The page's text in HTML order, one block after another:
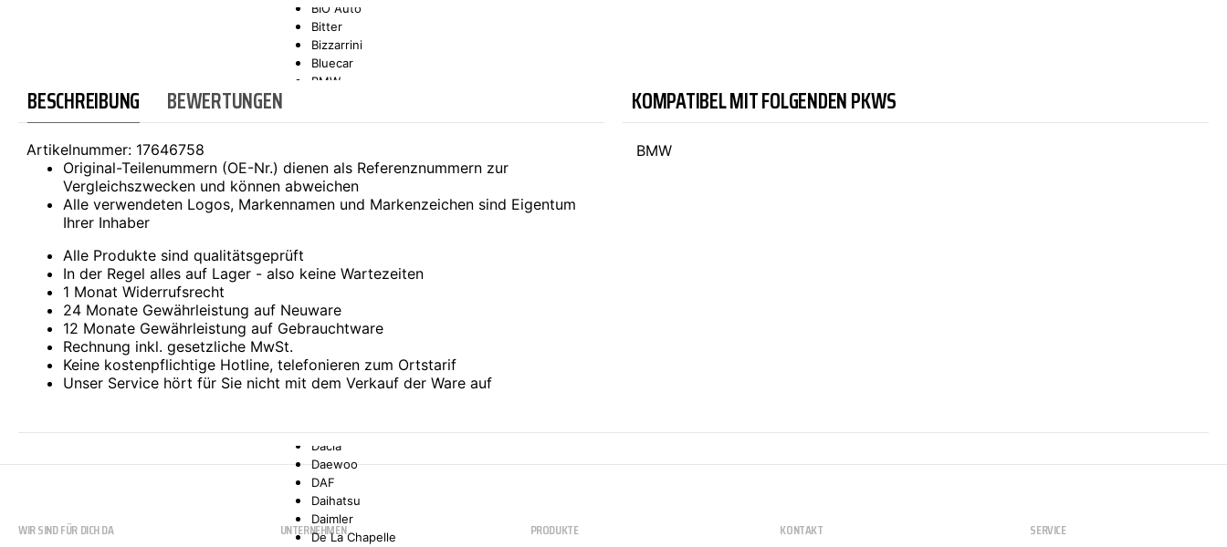
SONAX
BIO Auto
Bitter
Bizzarrini
Bluecar
BMW
Bugatti
Buick
Cadillac
Caterham
Chatenet
Checker
Chrysler
Citroën
Dacia
Daewoo
DAF
Daihatsu
Daimler
De La Chapelle
BESCHREIBUNG BEWERTUNGEN
Artikelnummer: 17646758
Original-Teilenummern (OE-Nr.) dienen als Referenznummern zur
Vergleichszwecken und können abweichen
Alle verwendeten Logos, Markennamen und Markenzeichen sind Eigentum
Ihrer Inhaber
Alle Produkte sind qualitätsgeprüft
In der Regel alles auf Lager - also keine Wartezeiten
1 Monat Widerrufsrecht
24 Monate Gewährleistung auf Neuware
12 Monate Gewährleistung auf Gebrauchtware
Rechnung inkl. gesetzliche MwSt.
Keine kostenpflichtige Hotline, telefonieren zum Ortstarif
Unser Service hört für Sie nicht mit dem Verkauf der Ware auf
KOMPATIBEL MIT FOLGENDEN PKWS
BMW
WIR SIND FÜR DICH DA UNTERNEHMEN PRODUKTE KONTAKT SERVICE